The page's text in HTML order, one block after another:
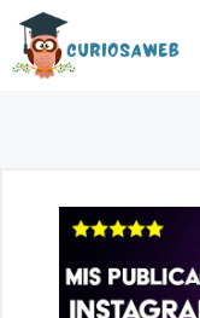
Saltar
contenido